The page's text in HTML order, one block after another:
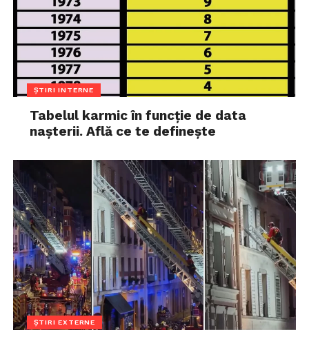
ȘTIRI INTERNE
Tabelul karmic în funcție de data
nașterii. Află ce te definește
ȘTIRI EXTERNE